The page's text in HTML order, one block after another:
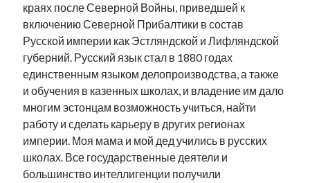
Отзывы и предложения по блогу:
краях после Северной Войны, приведшей к
включению Северной Прибалтики в состав
Русской империи как Эстляндской и Лифляндской
губерний. Русский язык стал в 1880 годах
единственным языком делопроизводства, а также
и обучения в казенных школах, и владение им дало
многим эстонцам возможность учиться, найти
работу и сделать карьеру в других регионах
империи. Моя мама и мой дед учились в русских
школах. Все государственные деятели и
большинство интеллигенции получили